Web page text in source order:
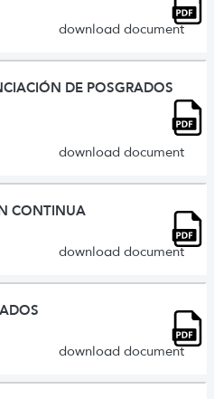
download document
DE POSGRADOS
download document
CONTINUA
download document
download document